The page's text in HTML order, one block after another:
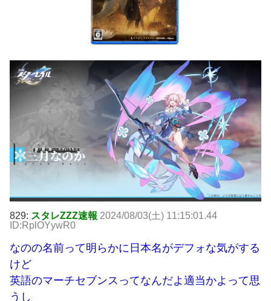
829: スタレZZZ速報 2024/08/03(土) 11:15:01.44
ID:RplOYywR0
なのの名前って明らかに日本名がデフォな気がする
けど
英語のマーチセブンスってなんだよ適当かよって思
うし